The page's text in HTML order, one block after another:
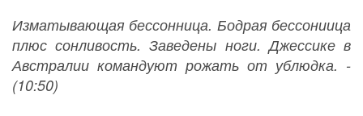
Изматывающая бессонница. Бодрая бессониица
плюс сонливость. Заведены ноги. Джессике в
Австралии командуют рожать от ублюдка. -
(10:50)